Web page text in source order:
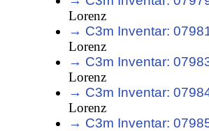
Lorenz
→ C3m Inventar:
Lorenz
→ C3m Inventar:
Lorenz
→ C3m Inventar:
Lorenz
→ C3m Inventar: